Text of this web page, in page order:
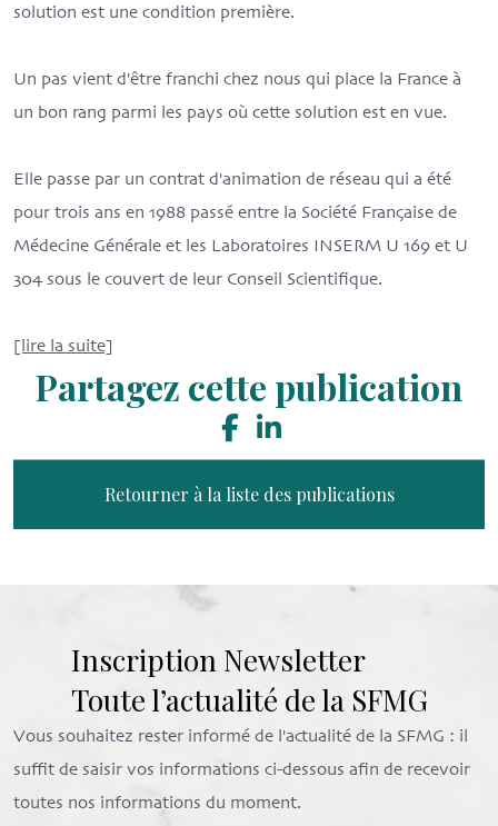
solution est une condition première.
Un pas vient d'être franchi chez nous qui place la France à
un bon rang parmi les pays où cette solution est en vue.
Elle passe par un contrat d'animation de réseau qui a été
pour trois ans en 1988 passé entre la Société Française de
Médecine Générale et les Laboratoires INSERM U 169 et U
304 sous le couvert de leur Conseil Scientifique.
[lire la suite]
Partagez cette publication
Retourner à la liste des publications
Inscription Newsletter
Toute l’actualité de la SFMG
Vous souhaitez rester informé de l'actualité de la SFMG : il
suffit de saisir vos informations ci-dessous afin de recevoir
toutes nos informations du moment.